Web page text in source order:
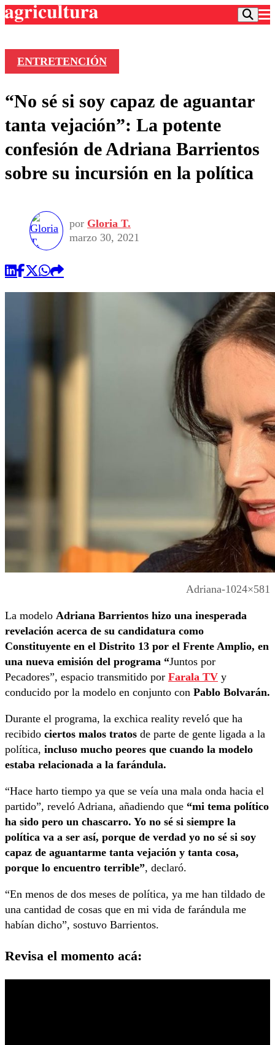
Frecuencias
Agricultura TV
Deportes
Colo Colo
Motor
Torneo Internacional
Torneo Nacional
Entretención
Noticias
Internacional
Nacional
Vida Social
Programas
Comercial
ENTRETENCIÓN
“No sé si soy capaz de aguantar
tanta vejación”: La potente
confesión de Adriana Barrientos
sobre su incursión en la política
por Gloria T.
marzo 30, 2021
Adriana-1024×581
La modelo Adriana Barrientos hizo una inesperada
revelación acerca de su candidatura como
Constituyente en el Distrito 13 por el Frente Amplio, en
una nueva emisión del programa “Juntos por
Pecadores”, espacio transmitido por Farala TV y
conducido por la modelo en conjunto con Pablo Bolvarán.
Durante el programa, la exchica reality reveló que ha
recibido ciertos malos tratos de parte de gente ligada a la
política, incluso mucho peores que cuando la modelo
estaba relacionada a la farándula.
“Hace harto tiempo ya que se veía una mala onda hacia el
partido”, reveló Adriana, añadiendo que “mi tema político
ha sido pero un chascarro. Yo no sé si siempre la
política va a ser así, porque de verdad yo no sé si soy
capaz de aguantarme tanta vejación y tanta cosa,
porque lo encuentro terrible”, declaró.
“En menos de dos meses de política, ya me han tildado de
una cantidad de cosas que en mi vida de farándula me
habían dicho”, sostuvo Barrientos.
Revisa el momento acá: